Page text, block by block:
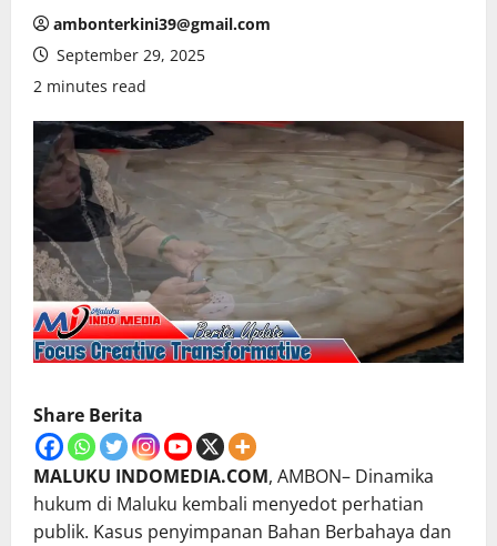
ambonterkini39@gmail.com
September 29, 2025
2 minutes read
Share Berita
MALUKU INDOMEDIA.COM, AMBON– Dinamika
hukum di Maluku kembali menyedot perhatian
publik. Kasus penyimpanan Bahan Berbahaya dan